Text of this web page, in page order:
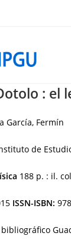
: el
García, Fermín
de
188 p. : il.
ISSN-ISBN:
bibliográfico